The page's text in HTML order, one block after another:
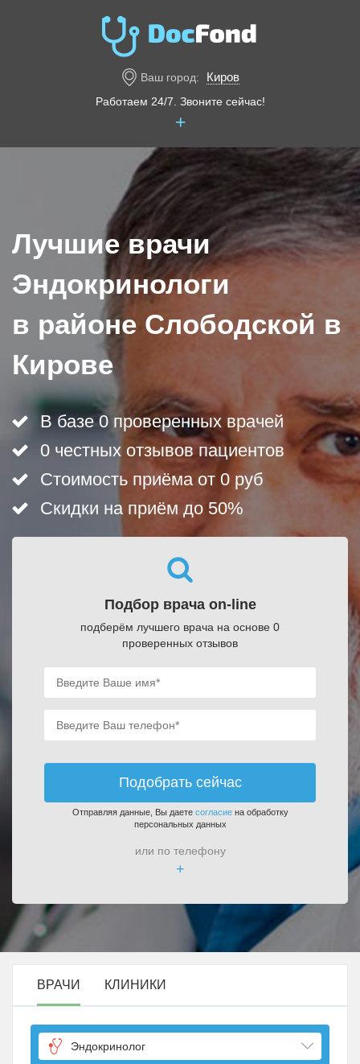
Ваш город: Киров
Работаем 24/7. Звоните сейчас!
+
Лучшие врачи
Эндокринологи
в районе Слободской в
Кирове
В базе 0 проверенных врачей
0 честных отзывов пациентов
Стоимость приёма от 0 руб
Скидки на приём до 50%
Подбор врача on-line
подберём лучшего врача на основе 0
проверенных отзывов
Подобрать сейчас
Отправляя данные, Вы даете согласиена обработку
персональных данных
или по телефону
+
ВРАЧИ КЛИНИКИ
Эндокринолог